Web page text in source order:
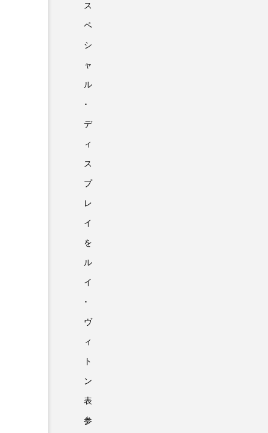
ス
ペ
シ
ャ
ル
･
デ
ィ
ス
プ
レ
イ
を
ル
イ
･
ヴ
ィ
ト
ン
表
参